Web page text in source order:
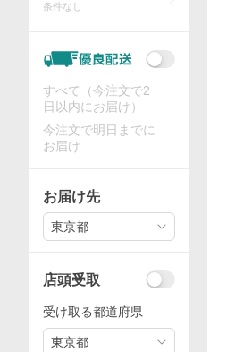
条件なし
すべて（今注文で2
日以内にお届け）
今注文で明日までに
お届け
お届け先
東京都
店頭受取
受け取る都道府県
東京都